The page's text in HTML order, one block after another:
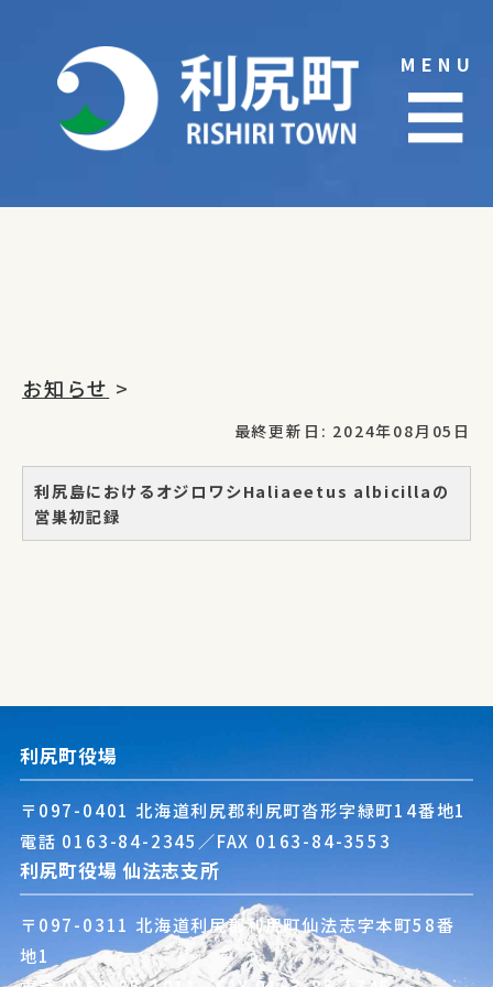
content
MENU
☰
お知らせ >
最終更新日: 2024年08月05日
利尻島におけるオジロワシHaliaeetus albicillaの
営巣初記録
利尻町役場
〒097-0401 北海道利尻郡利尻町沓形字緑町14番地1
電話 0163-84-2345 ／FAX 0163-84-3553
利尻町役場 仙法志支所
〒097-0311 北海道利尻郡利尻町仙法志字本町58番
地1